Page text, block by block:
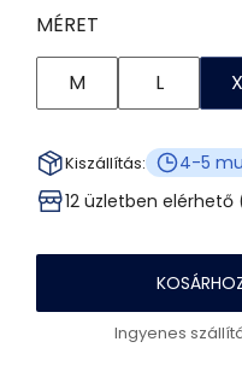
MÉRET
M L
Kiszállítás:
4-5
12 üzletben elérhető
Ingyenes